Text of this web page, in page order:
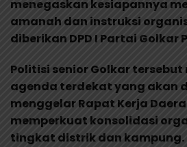
menegaskan kesiapannya
amanah dan instruksi
diberikan DPD I Partai Golkar
Politisi senior Golkar
agenda terdekat yang akan
menggelar Rapat Kerja
memperkuat konsolidasi
tingkat distrik dan kampung.